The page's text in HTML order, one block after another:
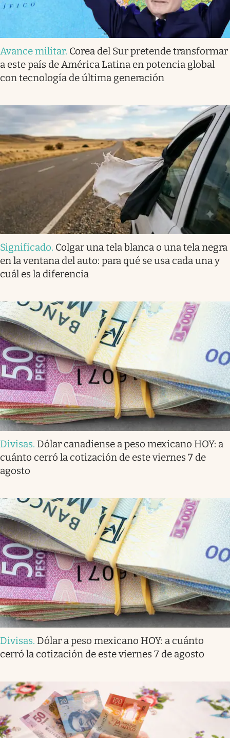
Avance militar. Corea del Sur pretende transformar
a este país de América Latina en potencia global
con tecnología de última generación
Significado. Colgar una tela blanca o una tela negra
en la ventana del auto: para qué se usa cada una y
cuál es la diferencia
Divisas. Dólar canadiense a peso mexicano HOY: a
cuánto cerró la cotización de este viernes 7 de
agosto
Divisas. Dólar a peso mexicano HOY: a cuánto
cerró la cotización de este viernes 7 de agosto